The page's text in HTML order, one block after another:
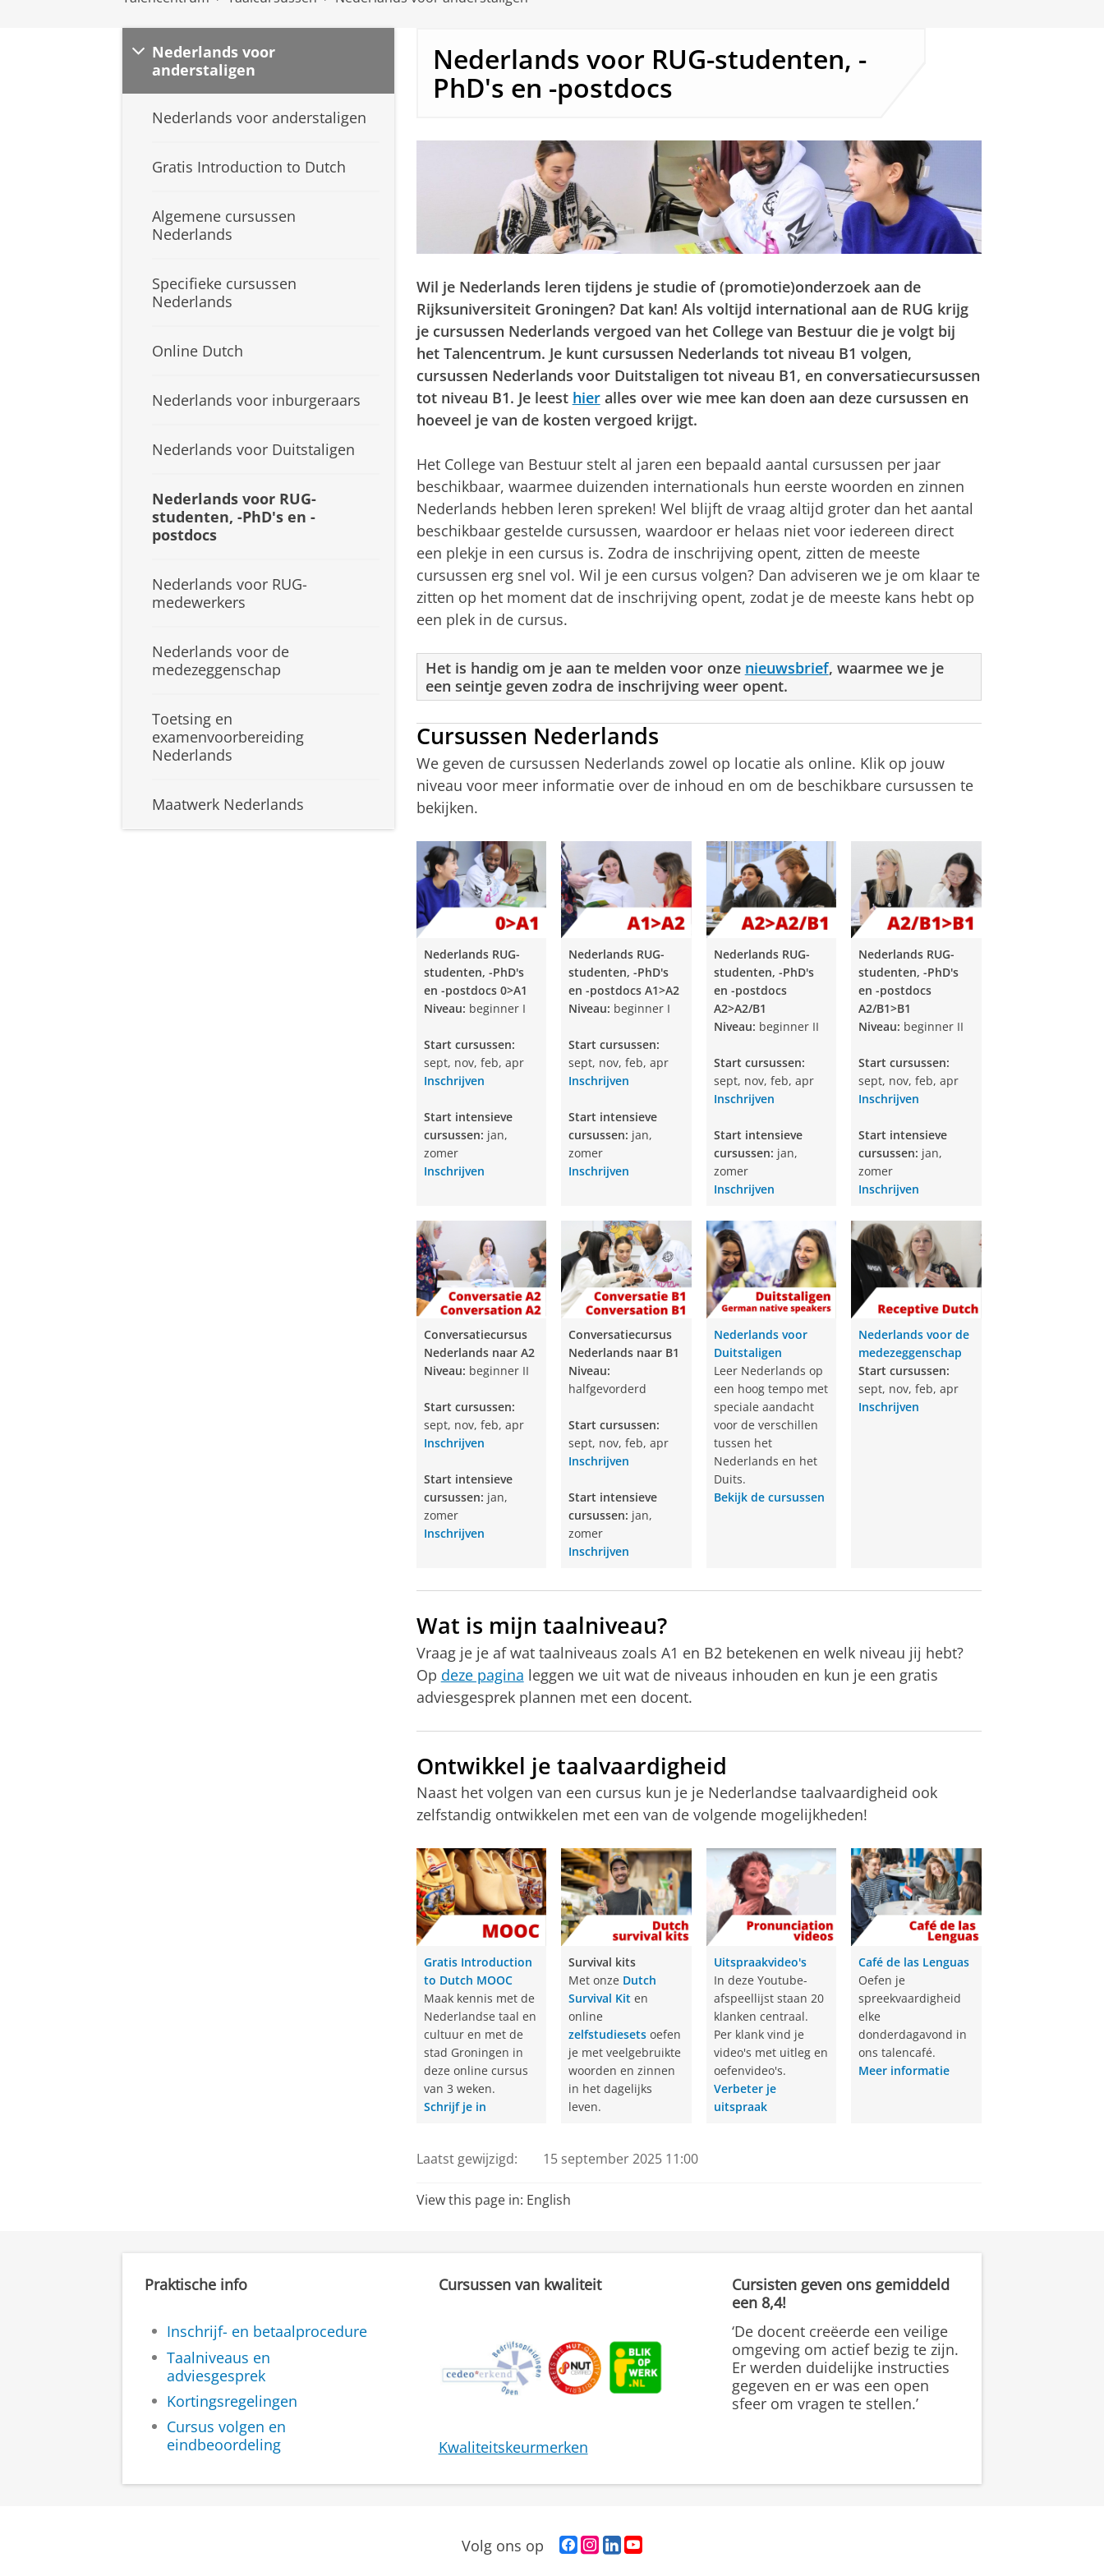
Nederlands voor
anderstaligen
Nederlands voor anderstaligen
Gratis Introduction to Dutch
Algemene cursussen
Nederlands
Specifieke cursussen
Nederlands
Online Dutch
Nederlands voor inburgeraars
Nederlands voor Duitstaligen
Nederlands voor RUG-
studenten, -PhD's en -
postdocs
Nederlands voor RUG-
medewerkers
Nederlands voor de
medezeggenschap
Toetsing en
examenvoorbereiding
Nederlands
Maatwerk Nederlands
Nederlands voor RUG-studenten, -
PhD's en -postdocs
Wil je Nederlands leren tijdens je studie of (promotie)onderzoek aan de
Rijksuniversiteit Groningen? Dat kan! Als voltijd international aan de RUG krijg
je cursussen Nederlands vergoed van het College van Bestuur die je volgt bij
het Talencentrum. Je kunt cursussen Nederlands tot niveau B1 volgen,
cursussen Nederlands voor Duitstaligen tot niveau B1, en conversatiecursussen
tot niveau B1. Je leest hieralles over wie mee kan doen aan deze cursussen en
hoeveel je van de kosten vergoed krijgt.
Het College van Bestuur stelt al jaren een bepaald aantal cursussen per jaar
beschikbaar, waarmee duizenden internationals hun eerste woorden en zinnen
Nederlands hebben leren spreken! Wel blijft de vraag altijd groter dan het aantal
beschikbaar gestelde cursussen, waardoor er helaas niet voor iedereen direct
een plekje in een cursus is. Zodra de inschrijving opent, zitten de meeste
cursussen erg snel vol. Wil je een cursus volgen? Dan adviseren we je om klaar te
zitten op het moment dat de inschrijving opent, zodat je de meeste kans hebt op
een plek in de cursus.
Het is handig om je aan te melden voor onze nieuwsbrief, waarmee we je
een seintje geven zodra de inschrijving weer opent.
Cursussen Nederlands
We geven de cursussen Nederlands zowel op locatie als online. Klik op jouw
niveau voor meer informatie over de inhoud en om de beschikbare cursussen te
bekijken.
Nederlands RUG-
studenten, -PhD's
en -postdocs 0>A1
Niveau: beginner I
Start cursussen:
sept, nov, feb, apr
Inschrijven
Start intensieve
cursussen: jan,
zomer
Inschrijven
Nederlands RUG-
studenten, -PhD's
en -postdocs A1>A2
Niveau: beginner I
Start cursussen:
sept, nov, feb, apr
Inschrijven
Start intensieve
cursussen: jan,
zomer
Inschrijven
Nederlands RUG-
studenten, -PhD's
en -postdocs
A2>A2/B1
Niveau: beginner II
Start cursussen:
sept, nov, feb, apr
Inschrijven
Start intensieve
cursussen: jan,
zomer
Inschrijven
Nederlands RUG-
studenten, -PhD's
en -postdocs
A2/B1>B1
Niveau: beginner II
Start cursussen:
sept, nov, feb, apr
Inschrijven
Start intensieve
cursussen: jan,
zomer
Inschrijven
Conversatiecursus
Nederlands naar A2
Niveau: beginner II
Start cursussen:
sept, nov, feb, apr
Inschrijven
Start intensieve
cursussen: jan,
zomer
Inschrijven
Conversatiecursus
Nederlands naar B1
Niveau:
halfgevorderd
Start cursussen:
sept, nov, feb, apr
Inschrijven
Start intensieve
cursussen: jan,
zomer
Inschrijven
Nederlands voor
Duitstaligen
Leer Nederlands op
een hoog tempo met
speciale aandacht
voor de verschillen
tussen het
Nederlands en het
Duits.
Bekijk de cursussen
Nederlands voor de
medezeggenschap
Start cursussen:
sept, nov, feb, apr
Inschrijven
Wat is mijn taalniveau?
Vraag je je af wat taalniveaus zoals A1 en B2 betekenen en welk niveau jij hebt?
Op deze pagina leggen we uit wat de niveaus inhouden en kun je een gratis
adviesgesprek plannen met een docent.
Ontwikkel je taalvaardigheid
Naast het volgen van een cursus kun je je Nederlandse taalvaardigheid ook
zelfstandig ontwikkelen met een van de volgende mogelijkheden!
Gratis Introduction
to Dutch MOOC
Maak kennis met de
Nederlandse taal en
cultuur en met de
stad Groningen in
deze online cursus
van 3 weken.
Schrijf je in
Survival kits
Met onze Dutch
Survival Kit en
online
zelfstudiesets oefen
je met veelgebruikte
woorden en zinnen
in het dagelijks
leven.
Uitspraakvideo's
In deze Youtube-
afspeellijst staan 20
klanken centraal.
Per klank vind je
video's met uitleg en
oefenvideo's.
Verbeter je
uitspraak
Café de las Lenguas
Oefen je
spreekvaardigheid
elke
donderdagavond in
ons talencafé.
Meer informatie
Laatst gewijzigd: 15 september 2025 11:00
View this page in: English
Praktische info
Inschrijf- en betaalprocedure
Taalniveaus en
adviesgesprek
Kortingsregelingen
Cursus volgen en
eindbeoordeling
Cursussen van kwaliteit
Kwaliteitskeurmerken
Cursisten geven ons gemiddeld
een 8,4!
‘De docent creëerde een veilige
omgeving om actief bezig te zijn.
Er werden duidelijke instructies
gegeven en er was een open
sfeer om vragen te stellen.’
Volg ons op
F
L